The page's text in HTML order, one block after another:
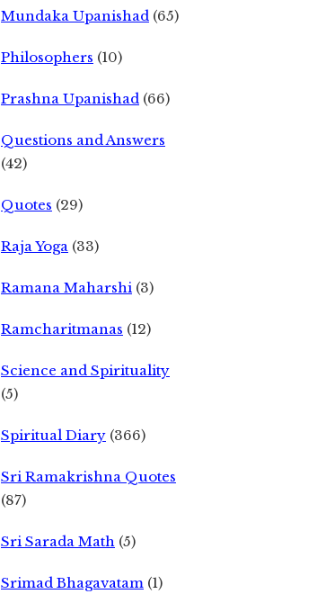
Mundaka Upanishad (65)
Philosophers (10)
Prashna Upanishad (66)
Questions and Answers
(42)
Quotes (29)
Raja Yoga (33)
Ramana Maharshi (3)
Ramcharitmanas (12)
Science and Spirituality
(5)
Spiritual Diary (366)
Sri Ramakrishna Quotes
(87)
Sri Sarada Math (5)
Srimad Bhagavatam (1)